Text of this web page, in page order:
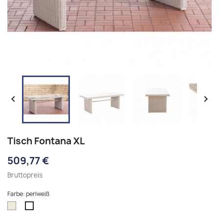
 
Tisch Fontana XL
509,77 €
Bruttopreis
Farbe: perlweiß
perlweiß